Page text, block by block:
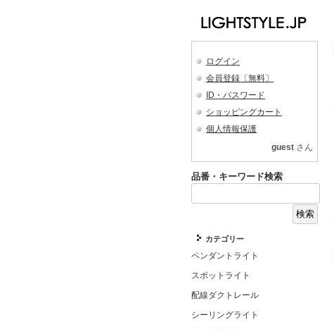
ログイン
会員登録〔無料〕
ID・パスワード
ショッピングカート
個人情報保護
guest さん
品番・キーワード検索
カテゴリー
ペンダントライト
スポットライト
配線ダクトレール
シーリングライト